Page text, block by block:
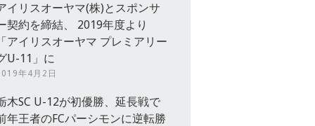
イリスオーヤマ(株)とスポンサ
契約を締結、 2019年度より
アイリスオーヤマ プレミアリー
U-11」に
年4月2日
木SC U-12が初優勝、延長戦で
年王者のFCパーシモンに逆転勝